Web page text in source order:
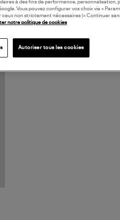
à des fins de performance, personnalisation,
Vous pouvez configurer vos choix via «
ceux non strictement nécessaires (« Continuer
notre politique de cookies
Autoriser tous les cookies